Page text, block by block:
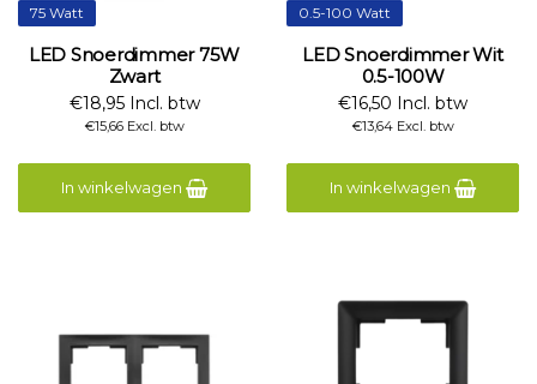
75 Watt
LED Snoerdimmer 75W
Zwart
€18,95 Incl. btw
€15,66 Excl. btw
In winkelwagen
0.5-100 Watt
LED Snoerdimmer Wit
0.5-100W
€16,50 Incl. btw
€13,64 Excl. btw
In winkelwagen